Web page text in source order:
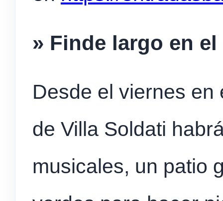
» Finde largo en
Desde el viernes en
de Villa Soldati
musicales, un patio